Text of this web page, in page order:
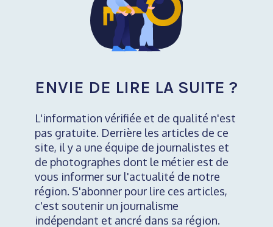
ENVIE DE LIRE LA SUITE ?
L'information vérifiée et de qualité n'est
pas gratuite. Derrière les articles de ce
site, il y a une équipe de journalistes et
de photographes dont le métier est de
vous informer sur l'actualité de notre
région. S'abonner pour lire ces articles,
c'est soutenir un journalisme
indépendant et ancré dans sa région.